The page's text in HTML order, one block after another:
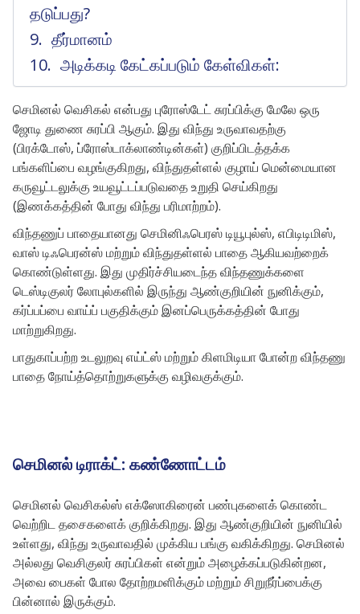
தடுப்பது?
தீர்மானம்
அடிக்கடி கேட்கப்படும் கேள்விகள்:
செமினல் வெசிகல் என்பது புரோஸ்டேட் சுரப்பிக்கு மேலே ஒரு
ஜோடி துணை சுரப்பி ஆகும். இது விந்து உருவாவதற்கு
(பிரக்டோஸ், ப்ரோஸ்டாக்லாண்டின்கள்) குறிப்பிடத்தக்க
பங்களிப்பை வழங்குகிறது, விந்துதள்ளல் குழாய் மென்மையான
கருவூட்டலுக்கு உயவூட்டப்படுவதை உறுதி செய்கிறது
(இணக்கத்தின் போது விந்து பரிமாற்றம்).
விந்தணுப் பாதையானது செமினிஃபெரஸ் டியூபுல்ஸ், எபிடிடிமிஸ்,
வாஸ் டிஃபெரன்ஸ் மற்றும் விந்துதள்ளல் பாதை ஆகியவற்றைக்
கொண்டுள்ளது. இது முதிர்ச்சியடைந்த விந்தணுக்களை
டெஸ்டிகுலர் லோபுல்களில் இருந்து ஆண்குறியின் நுனிக்கும்,
கர்ப்பப்பை வாய்ப் பகுதிக்கும் இனப்பெருக்கத்தின் போது
மாற்றுகிறது.
பாதுகாப்பற்ற உடலுறவு எய்ட்ஸ் மற்றும் கிளமிடியா போன்ற விந்தணு
பாதை நோய்த்தொற்றுகளுக்கு வழிவகுக்கும்.
செமினல் டிராக்ட்: கண்ணோட்டம்
செமினல் வெசிகல்ஸ் எக்ஸோகிரைன் பண்புகளைக் கொண்ட
வெற்றிட தசைகளைக் குறிக்கிறது. இது ஆண்குறியின் நுனியில்
உள்ளது, விந்து உருவாவதில் முக்கிய பங்கு வகிக்கிறது. செமினல்
அல்லது வெசிகுலர் சுரப்பிகள் என்றும் அழைக்கப்படுகின்றன,
அவை பைகள் போல தோற்றமளிக்கும் மற்றும் சிறுநீர்ப்பைக்கு
பின்னால் இருக்கும்.